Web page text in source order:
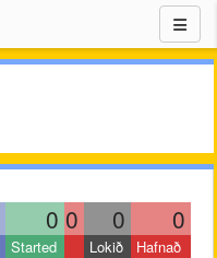
0 0 0 0
Started Lokið Hafnað